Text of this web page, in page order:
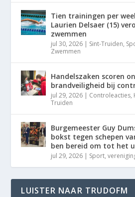
Tien trainingen per
Laurien Delsaer (15)
zwemmen
jul 30, 2026 | Sint-Truiden,
Zwemmen
Handelszaken scoren
brandveiligheid bij
jul 29, 2026 | Controleacties,
Truiden
Burgemeester Guy
bokst tegen schepen
ben bereid om tot het
jul 29, 2026 | Sport,
LUISTER NAAR TRUDOFM